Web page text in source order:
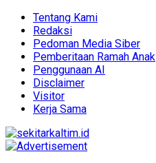
Tentang Kami
Redaksi
Pedoman Media Siber
Pemberitaan Ramah Anak
Penggunaan AI
Disclaimer
Visitor
Kerja Sama